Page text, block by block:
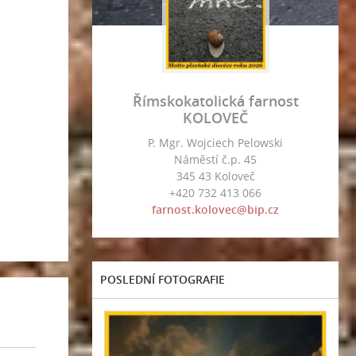
Římskokatolická farnost
KOLOVEČ
P. Mgr. Wojciech Pelowski
Náměstí č.p. 45
345 43 Koloveč
+420 732 413 066
farnost.kolovec@bip.cz
POSLEDNÍ FOTOGRAFIE